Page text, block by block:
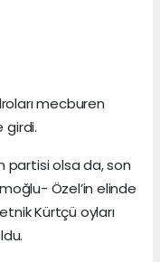
mecburen
girdi.
partisi olsa da, son
Özel’in elinde
Kürtçü oyları